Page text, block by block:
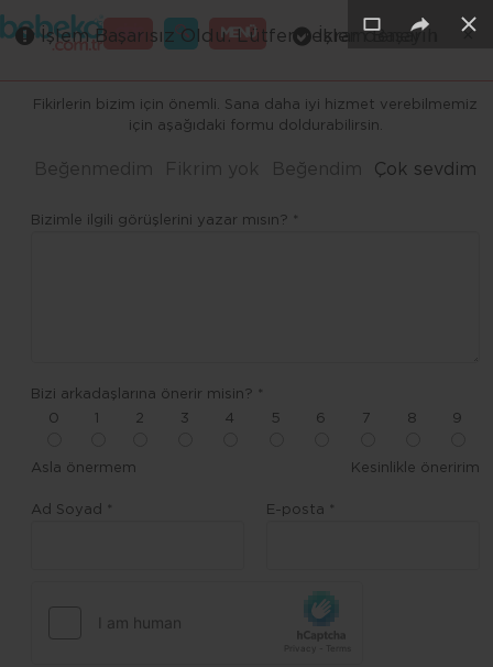
MENÜ
GİRİŞ
Fikirlerin bizim için önemli. Sana daha iyi hizmet verebilmemiz
için aşağıdaki formu doldurabilirsin.
Beğenmedim Fikrim yok Beğendim Çok sevdim
Bizimle ilgili görüşlerini yazar mısın? *
Bizi arkadaşlarına önerir misin? *
0
2 3 4 5 6 7 8 9
Asla önermem Kesinlikle öneririm
Ad Soyad * E-posta *
×
×
×
×
İşlem Başarılı ×
İşlem Başarısız Oldu. Lütfen tekrar deneyin ×